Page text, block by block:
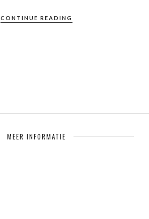
CONTINUE READING
MEER INFORMATIE